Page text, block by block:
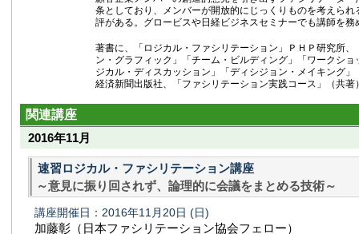
条としており、メンバーが開放的にじっくりものを考えられ
評がある。グロービスや日経ビジネスセミナーでも講師を務
著書に、「ロジカル・ファシリテーション」ＰＨＰ研究所、
ン・グラフィック」「チーム・ビルディング」「ワークショ
ジカル・ディスカッション」「ディシジョン・メイキング」
経済新聞出版社、「ファシリテーション実践コース」（共著
関連講座
2016年11月
速習ロジカル・ファシリテーション講座
～意見に振り回されず、論理的に会議をまとめる技術～
講座開催日：2016年11月20日 (日)
加藤彰（日本ファシリテーション協会フェロー）